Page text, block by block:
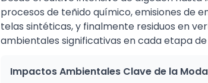
procesos de teñido químico, emisiones de
telas sintéticas, y finalmente residuos en
ambientales significativas en cada etapa de
Impactos Ambientales Clave de la Moda